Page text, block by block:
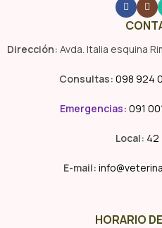
Dirección: Avda. Italia esquina
Consultas: 098 924
Emergencias: 091
Local: 42
E-mail:
HORARIO